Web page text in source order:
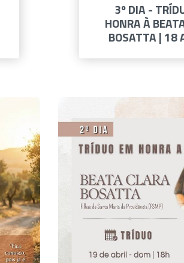
3º DIA -
HONRA À
BOSATTA | 18